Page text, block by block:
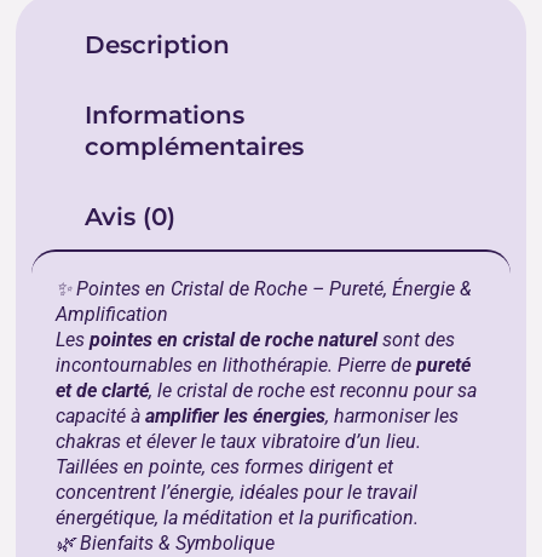
Description
Informations
complémentaires
Avis (0)
✨ Pointes en Cristal de Roche – Pureté, Énergie &
Amplification
Lespointes en cristal de roche naturelsont des
incontournables en lithothérapie. Pierre depureté
et de clarté, le cristal de roche est reconnu pour sa
capacité àamplifier les énergies, harmoniser les
chakras et élever le taux vibratoire d’un lieu.
Taillées en pointe, ces formes dirigent et
concentrent l’énergie, idéales pour le travail
énergétique, la méditation et la purification.
🌿 Bienfaits & Symbolique